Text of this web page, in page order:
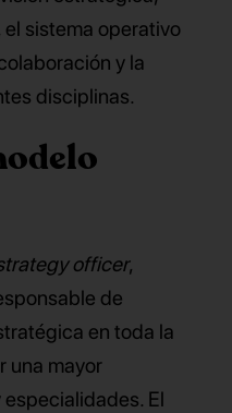
sistema operativo
y la
disciplinas.
officer,
de
en toda la
una mayor
El